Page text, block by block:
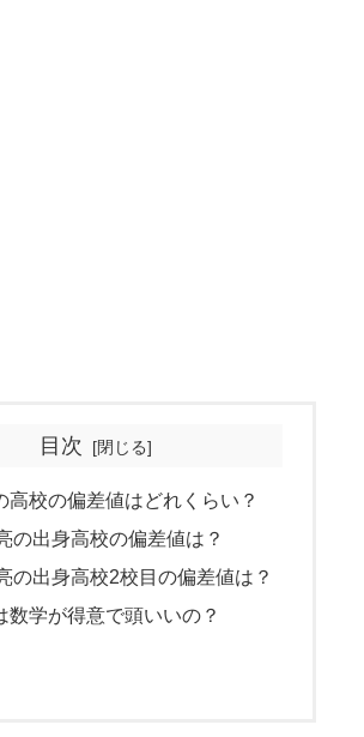
目次
高校の偏差値はどれくらい？
の出身高校の偏差値は？
の出身高校2校目の偏差値は？
数学が得意で頭いいの？